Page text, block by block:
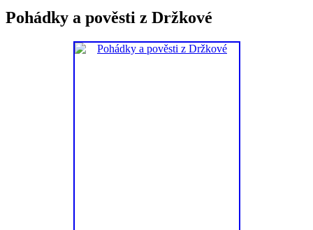
Pohádky a pověsti z Držkové